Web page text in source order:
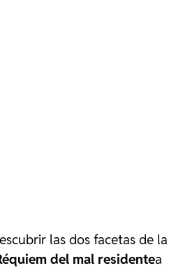
las dos facetas de la
del mal residentea